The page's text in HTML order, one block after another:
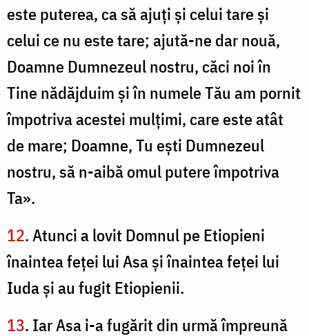
este puterea, ca să ajuţi şi celui tare şi
celui ce nu este tare; ajută-ne dar nouă,
Doamne Dumnezeul nostru, căci noi în
Tine nădăjduim şi în numele Tău am pornit
împotriva acestei mulţimi, care este atât
de mare; Doamne, Tu eşti Dumnezeul
nostru, să n-aibă omul putere împotriva
Ta».
12. Atunci a lovit Domnul pe Etiopieni
înaintea feţei lui Asa şi înaintea feţei lui
Iuda şi au fugit Etiopienii.
13. Iar Asa i-a fugărit din urmă împreună